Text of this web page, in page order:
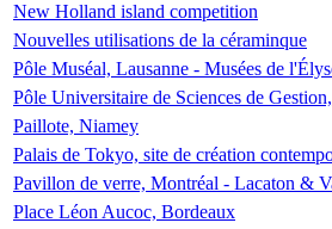
New Holland island competition
Nouvelles utilisations de la céraminque
Pôle Muséal, Lausanne - Musées de
Pôle Universitaire de Sciences de
Paillote, Niamey
Palais de Tokyo, site de création
Pavillon de verre, Montréal - Lacaton &
Place Léon Aucoc, Bordeaux